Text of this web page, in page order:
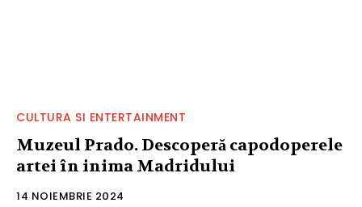
CULTURA SI ENTERTAINMENT
Muzeul Prado. Descoperă capodoperele
artei în inima Madridului
14 NOIEMBRIE 2024